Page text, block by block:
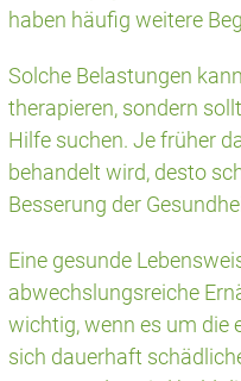
haben häufig weitere
Solche Belastungen
therapieren, sondern
Hilfe suchen. Je früher
behandelt wird, desto
Besserung der
Eine gesunde
abwechslungsreiche
wichtig, wenn es um die
sich dauerhaft